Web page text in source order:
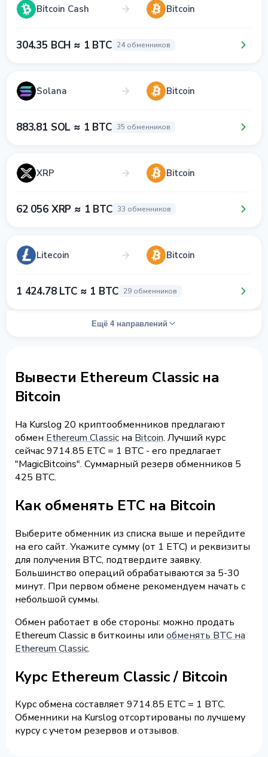
Bitcoin Cash Bitcoin
304.35 BCH ≈ 1 BTC 24 обменников
Solana Bitcoin
883.81 SOL ≈ 1 BTC 35 обменников
XRP Bitcoin
62 056 XRP ≈ 1 BTC 33 обменников
Litecoin Bitcoin
1 424.78 LTC ≈ 1 BTC 29 обменников
Ещё 4 направлений
Вывести Ethereum Classic на
Bitcoin
На Kurslog 20 криптообменников предлагают
обмен Ethereum Classic на Bitcoin. Лучший курс
сейчас 9714.85 ETC = 1 BTC - его предлагает
"MagicBitcoins". Суммарный резерв обменников 5
425 BTC.
Как обменять ETC на Bitcoin
Выберите обменник из списка выше и перейдите
на его сайт. Укажите сумму (от 1 ETC) и реквизиты
для получения BTC, подтвердите заявку.
Большинство операций обрабатываются за 5-30
минут. При первом обмене рекомендуем начать с
небольшой суммы.
Обмен работает в обе стороны: можно продать
Ethereum Classic в биткоины или обменять BTC на
Ethereum Classic.
Курс Ethereum Classic / Bitcoin
Курс обмена составляет 9714.85 ETC = 1 BTC.
Обменники на Kurslog отсортированы по лучшему
курсу с учетом резервов и отзывов.